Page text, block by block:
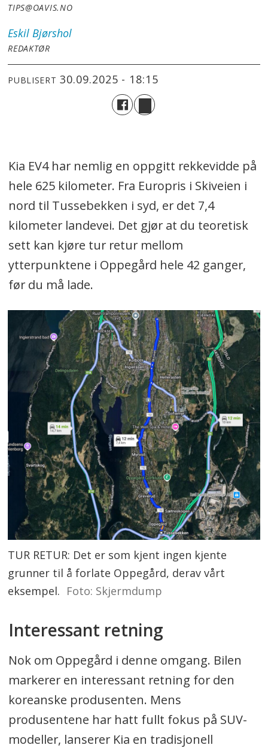
TIPS@OAVIS.NO
Eskil Bjørshol
REDAKTØR
PUBLISERT 30.09.2025 - 18:15
Kia EV4 har nemlig en oppgitt rekkevidde på
hele 625 kilometer. Fra Europris i Skiveien i
nord til Tussebekken i syd, er det 7,4
kilometer landevei. Det gjør at du teoretisk
sett kan kjøre tur retur mellom
ytterpunktene i Oppegård hele 42 ganger,
før du må lade.
TUR RETUR: Det er som kjent ingen kjente
grunner til å forlate Oppegård, derav vårt
eksempel. Foto: Skjermdump
Interessant retning
Nok om Oppegård i denne omgang. Bilen
markerer en interessant retning for den
koreanske produsenten. Mens
produsentene har hatt fullt fokus på SUV-
modeller, lanserer Kia en tradisjonell